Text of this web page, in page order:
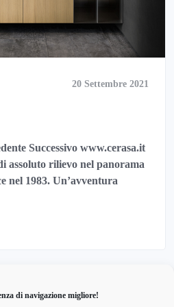
di navigazione migliore!
20 Settembre 2021
Successivo www.cerasa.it
assoluto rilievo nel panorama
nel 1983. Un’avventura